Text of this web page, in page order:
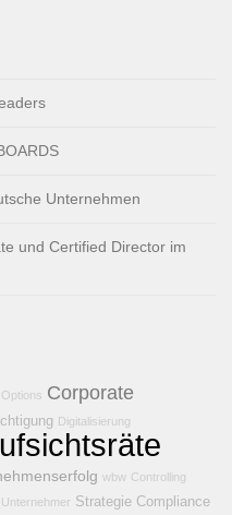
Unternehmen
und Certified Director im
Corporate
Digitalisierung
wbw Controlling
Unternehmer Strategie Compliance